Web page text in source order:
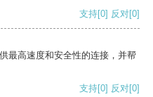
支持[0] 反对[0]
最高速度和安全性的连接，并帮
支持[0] 反对[0]